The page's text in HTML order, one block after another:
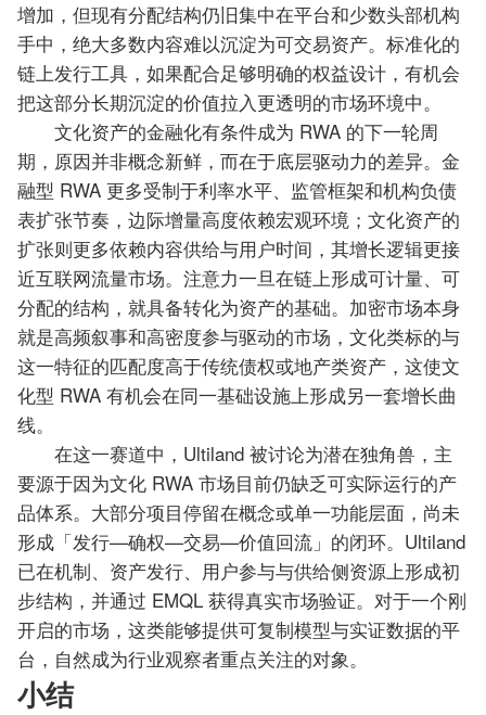
增加，但现有分配结构仍旧集中在平台和少数头部机构
手中，绝大多数内容难以沉淀为可交易资产。标准化的
链上发行工具，如果配合足够明确的权益设计，有机会
把这部分长期沉淀的价值拉入更透明的市场环境中。
文化资产的金融化有条件成为 RWA 的下一轮周
期，原因并非概念新鲜，而在于底层驱动力的差异。金
融型 RWA 更多受制于利率水平、监管框架和机构负债
表扩张节奏，边际增量高度依赖宏观环境；文化资产的
扩张则更多依赖内容供给与用户时间，其增长逻辑更接
近互联网流量市场。注意力一旦在链上形成可计量、可
分配的结构，就具备转化为资产的基础。加密市场本身
就是高频叙事和高密度参与驱动的市场，文化类标的与
这一特征的匹配度高于传统债权或地产类资产，这使文
化型 RWA 有机会在同一基础设施上形成另一套增长曲
线。
在这一赛道中，Ultiland 被讨论为潜在独角兽，主
要源于因为文化 RWA 市场目前仍缺乏可实际运行的产
品体系。大部分项目停留在概念或单一功能层面，尚未
形成「发行—确权—交易—价值回流」的闭环。Ultiland
已在机制、资产发行、用户参与与供给侧资源上形成初
步结构，并通过 EMQL 获得真实市场验证。对于一个刚
开启的市场，这类能够提供可复制模型与实证数据的平
台，自然成为行业观察者重点关注的对象。
小结